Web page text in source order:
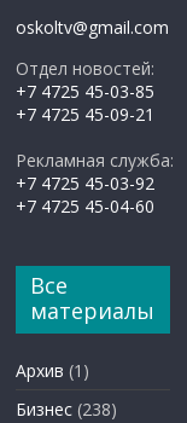
oskoltv@gmail.com
Отдел новостей:
+7 4725 45-03-85
+7 4725 45-09-21
Рекламная служба:
+7 4725 45-03-92
+7 4725 45-04-60
Все
материалы
Архив (1)
Бизнес (238)